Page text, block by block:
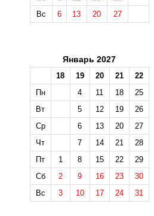
Вс
6 13 20 27
Январь 2027
18 19 20 21
22
Пн
4 11 18
25
Вт
5 12 19
26
Ср
6 13 20
27
Чт
7 14 21
28
Пт
1 8 15 22
29
Сб
2 9 16 23
30
Вс
3 10 17 24 31